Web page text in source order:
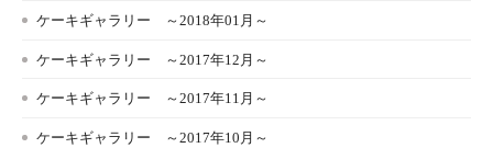
ケーキギャラリー ～2018年01月～
ケーキギャラリー ～2017年12月～
ケーキギャラリー ～2017年11月～
ケーキギャラリー ～2017年10月～